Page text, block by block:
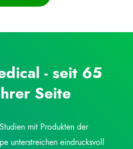
- seit 65
Seite
mit Produkten der
unterstreichen eindrucksvoll